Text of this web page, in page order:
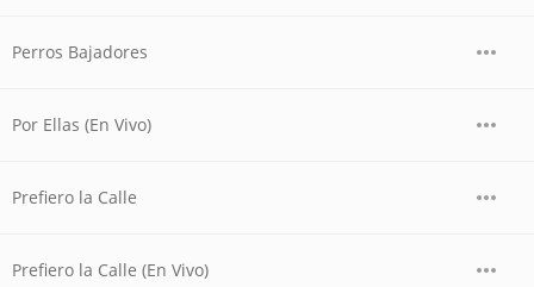
Perros Bajadores
Por Ellas (En Vivo)
Prefiero la Calle
Prefiero la Calle (En Vivo)